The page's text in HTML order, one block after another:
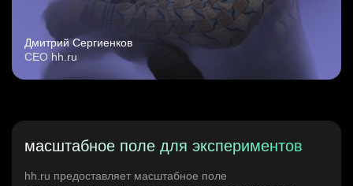
Дмитрий Сергиенков
CEO hh.ru
масштабное поле для экспериментов
hh.ru предоставляет масштабное поле